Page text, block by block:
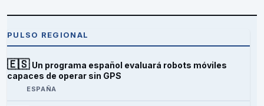
PULSO REGIONAL
🇪🇸 Un programa español evaluará robots móviles
capaces de operar sin GPS
ESPAÑA